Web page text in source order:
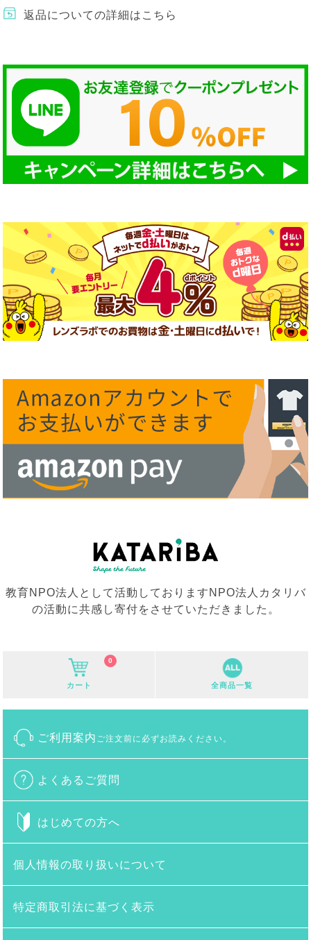
返品についての詳細はこちら
教育NPO法人として活動しておりますNPO法人カタリバ
の活動に共感し寄付をさせていただきました。
カート
0
全商品一覧
ご利用案内 ご注文前に必ずお読みください。
よくあるご質問
はじめての方へ
個人情報の取り扱いについて
特定商取引法に基づく表示